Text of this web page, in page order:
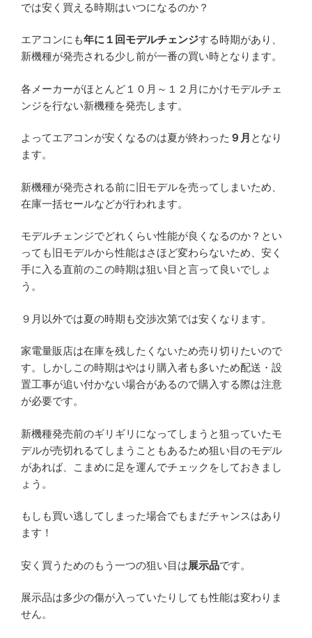
では安く買える時期はいつになるのか？
エアコンにも年に１回モデルチェンジする時期があり、
新機種が発売される少し前が一番の買い時となります。
各メーカーがほとんど１０月～１２月にかけモデルチェ
ンジを行ない新機種を発売します。
よってエアコンが安くなるのは夏が終わった ９月 となり
ます。
新機種が発売される前に旧モデルを売ってしまいため、
在庫一括セールなどが行われます。
モデルチェンジでどれくらい性能が良くなるのか？とい
っても旧モデルから性能はさほど変わらないため、安く
手に入る直前のこの時期は狙い目と言って良いでしょ
う。
９月以外では夏の時期も交渉次第では安くなります。
家電量販店は在庫を残したくないため売り切りたいので
す。しかしこの時期はやはり購入者も多いため配送・設
置工事が追い付かない場合があるので購入する際は注意
が必要です。
新機種発売前のギリギリになってしまうと狙っていたモ
デルが売切れるてしまうこともあるため狙い目のモデル
があれば、こまめに足を運んでチェックをしておきまし
ょう。
もしも買い逃してしまった場合でもまだチャンスはあり
ます！
安く買うためのもう一つの狙い目は展示品です。
展示品は多少の傷が入っていたりしても性能は変わりま
せん。